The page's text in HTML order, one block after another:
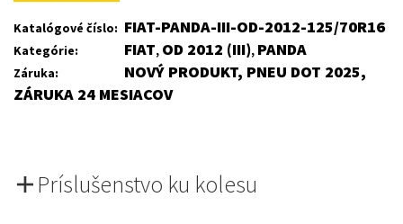
168 €.
143 €.
Katalógové číslo: FIAT-PANDA-III-OD-2012-125/70R16
Kategórie: FIAT, OD 2012 (III), PANDA
Záruka:
NOVÝ PRODUKT, PNEU DOT 2025,
ZÁRUKA 24 MESIACOV
Príslušenstvo ku kolesu